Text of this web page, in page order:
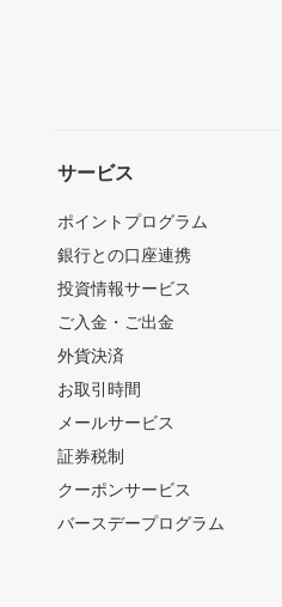
サービス
ポイントプログラム
銀行との口座連携
投資情報サービス
ご入金・ご出金
外貨決済
お取引時間
メールサービス
証券税制
クーポンサービス
バースデープログラム